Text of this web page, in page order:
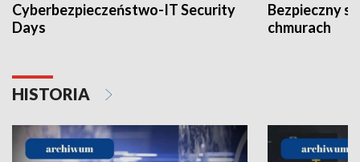
Cyberbezpieczeństwo-IT Security
Days
Bezpieczny
chmurach
HISTORIA